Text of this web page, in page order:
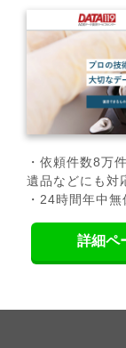
・依頼件数8万
遺品などにも対
・24時間年中
詳細ペ